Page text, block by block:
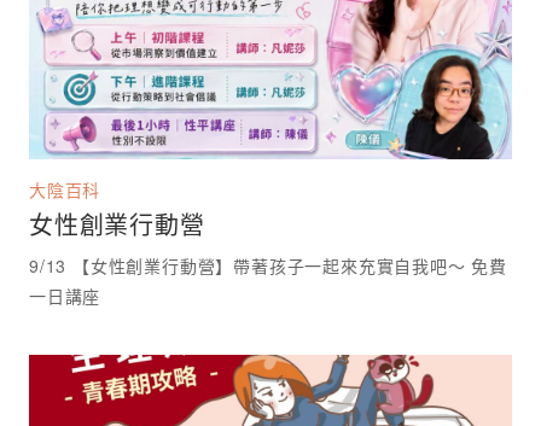
大陰百科
女性創業行動營
9/13 【女性創業行動營】帶著孩子一起來充實自我吧～ 免費